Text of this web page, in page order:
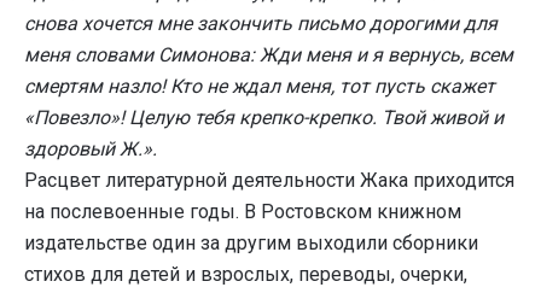
снова хочется мне закончить письмо дорогими для
меня словами Симонова: Жди меня и я вернусь, всем
смертям назло! Кто не ждал меня, тот пусть скажет
«Повезло»! Целую тебя крепко-крепко. Твой живой и
здоровый Ж.».
Расцвет литературной деятельности Жака приходится
на послевоенные годы. В Ростовском книжном
издательстве один за другим выходили сборники
стихов для детей и взрослых, переводы, очерки,